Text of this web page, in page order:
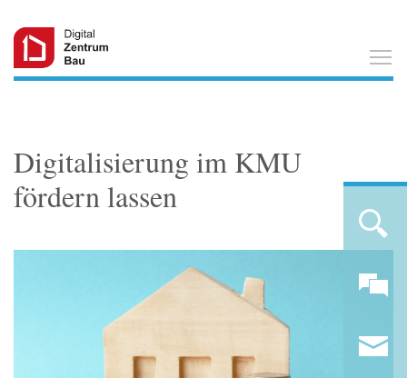
Digitalisierung im KMU
fördern lassen